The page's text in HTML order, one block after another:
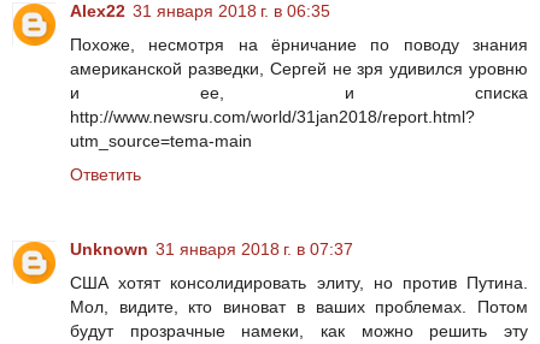
Alex22 31 января 2018 г. в 06:35
Похоже, несмотря на ёрничание по поводу знания
американской разведки, Сергей не зря удивился уровню
и ее, и списка
http://www.newsru.com/world/31jan2018/report.html?
utm_source=tema-main
Ответить
Unknown 31 января 2018 г. в 07:37
США хотят консолидировать элиту, но против Путина.
Мол, видите, кто виноват в ваших проблемах. Потом
будут прозрачные намеки, как можно решить эту